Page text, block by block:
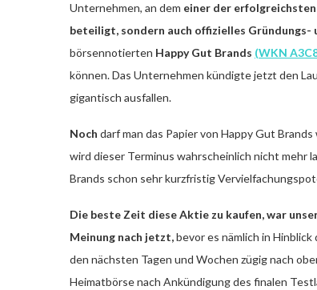
Unternehmen, an dem einer der
beteiligt, sondern auch offizielles Gründungs-
börsennotierten Happy Gut Brands (WKN
können. Das Unternehmen kündigte jetzt den
gigantisch ausfallen.
Noch darf man das Papier von Happy Gut
wird dieser Terminus wahrscheinlich nicht mehr
Brands schon sehr kurzfristig
Die beste Zeit diese Aktie zu kaufen, war
Meinung nach jetzt,bevor es nämlich in
den nächsten Tagen und Wochen zügig nach
Heimatbörse nach Ankündigung des finalen